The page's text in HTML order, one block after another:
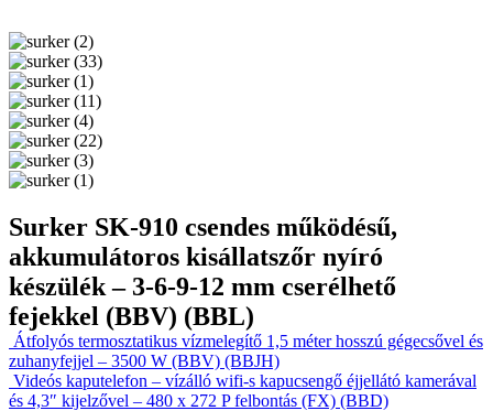
Surker SK-910 csendes működésű,
akkumulátoros kisállatszőr nyíró
készülék – 3-6-9-12 mm cserélhető
fejekkel (BBV) (BBL)
Átfolyós termosztatikus vízmelegítő 1,5 méter hosszú gégecsővel és
zuhanyfejjel – 3500 W (BBV) (BBJH)
Videós kaputelefon – vízálló wifi-s kapucsengő éjjellátó kamerával
és 4,3″ kijelzővel – 480 x 272 P felbontás (FX) (BBD)